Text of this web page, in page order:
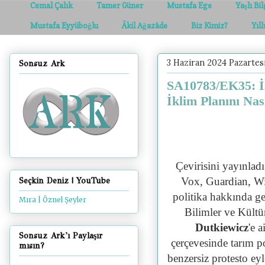
Cemal Çalık Tamer Güner Mustafa Ege Yaşlı
Mustafa Eyyüboğlu Âkil Ağazâde Biz Kimiz?
3 Haziran 2024
SA10783/EK35:
İklim Planını
Çevirisini
Vox, Guardian,
politika hakkında
Bilimler ve
Dutkiewicz'e
çerçevesinde tarım
benzersiz protesto
Sonsuz Ark
Seçkin Deniz | YouTube
Mıra | Öznel Şeyler
Sonsuz Ark'ı Paylaşır
mısın?